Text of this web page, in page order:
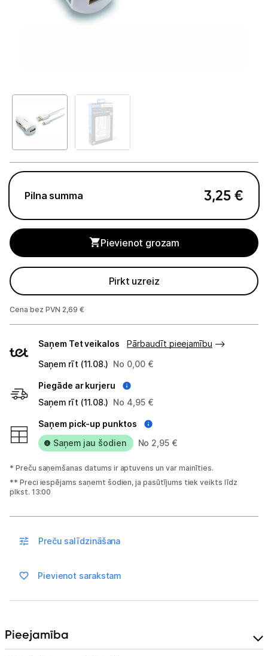
Telefoni, planšetdatori
Aizsargstikli
Atmiņas kartes
Akumulatori (Power bank)
Lādētāji, kabeļi un adapteri
Brīvroku austiņas
Planšetdatori un aksesuāri
Piederumi
Stacionārie un bezvadu telefoni
Viedierīces
Skaistumkopšana
Sports un atpūta
Ražotāju atjaunota tehnika
Blogs
Piegāde un apmaksa
Uzņēmumiem
Pilna summa 3,25 €
Pievienot grozam
Pirkt uzreiz
Cena bez PVN 2,69 €
veidi
Saņem Tet veikalos
Pārbaudīt pieejamību
Saņem rīt (11.08.) No 0,00 €
Piegāde ar kurjeru
Saņem rīt (11.08.) No 4,95 €
Saņem pick-up punktos
Saņem jau šodien
No 2,95 €
* Preču saņemšanas datums ir aptuvens un var mainīties.
** Preci iespējams saņemt šodien, ja pasūtījums tiek veikts līdz
plkst. 13:00
Preču salīdzināšana
Pievienot sarakstam
Pieejamība